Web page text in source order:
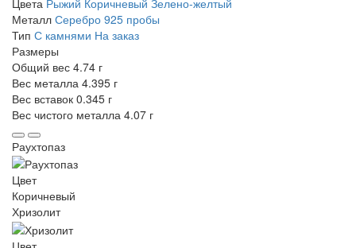
Металл Серебро 925 пробы
Тип С камнями На заказ
Размеры
Общий вес 4.74 г
Вес металла 4.395 г
Вес вставок 0.345 г
Вес чистого металла 4.07 г
Раухтопаз
Цвет
Коричневый
Хризолит